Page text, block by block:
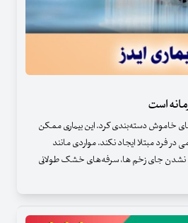
است
خاموش دسته‌بندی کرد. این بیماری ممکن
در فرد مبتلا ایجاد نکند. مواردی مانند
نشدن جای زخم ها، سرفه‌های خشک طولانی